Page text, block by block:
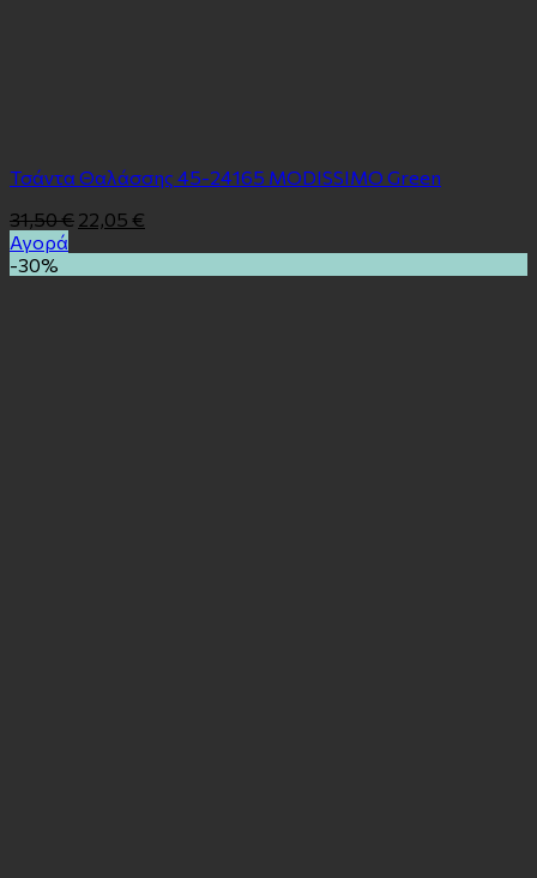
Τσάντα Θαλάσσης 45-24165 MODISSIMO Green
31,50€ 22,05 €
Αγορά
-30%